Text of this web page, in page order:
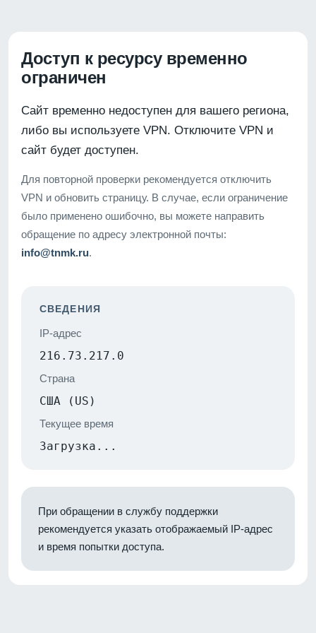
Доступ к ресурсу временно
ограничен
Сайт временно недоступен для вашего региона,
либо вы используете VPN. Отключите VPN и
сайт будет доступен.
Для повторной проверки рекомендуется отключить
VPN и обновить страницу. В случае, если ограничение
было применено ошибочно, вы можете направить
обращение по адресу электронной почты:
info@tnmk.ru.
СВЕДЕНИЯ
IP-адрес
216.73.217.0
Страна
США (US)
Текущее время
Загрузка...
При обращении в службу поддержки
рекомендуется указать отображаемый IP-адрес
и время попытки доступа.